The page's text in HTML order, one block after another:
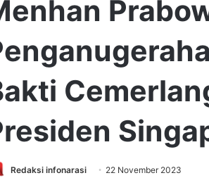
Redaksi infonarasi 22 November 2023